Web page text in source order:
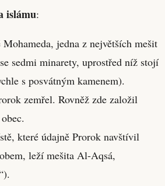
islámu:
jedna z největších mešit
sedmi minarety, uprostřed níž stojí
s posvátným kamenem).
zemřel. Rovněž zde založil
které údajně Prorok navštívil
leží mešita Al-Aqsá,